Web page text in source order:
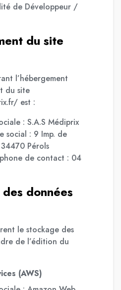
de Développeur /
du site
l’hébergement
du site
est :
: S.A.S Médiprix
social : 9 Imp. de
Pérols
de contact : 04
données
le stockage des
de l’édition du
(AWS)